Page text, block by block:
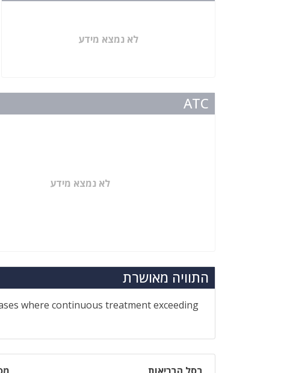
לא נמצא מידע
ATC
לא נמצא מידע
התוויה מאושרת
where continuous treatment exceeding